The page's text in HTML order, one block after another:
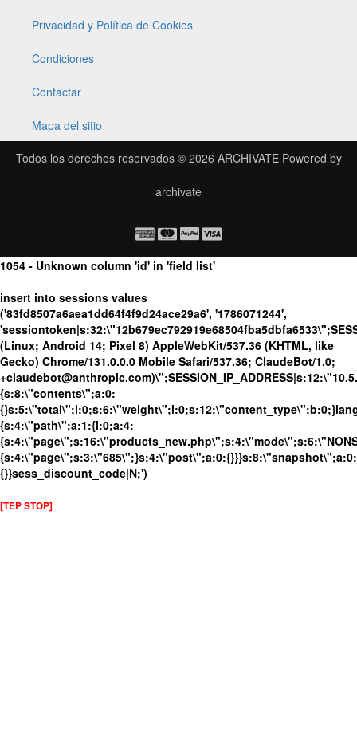
Privacidad y Política de Cookies
Condiciones
Contactar
Mapa del sitio
Todos los derechos reservados © 2026 ARCHIVATEPowered by
archivate
1054 - Unknown column 'id' in 'field list'
insert into sessions values
('83fd8507a6aea1dd64f4f9d24ace29a6', '1786071244',
(Linux; Android 14; Pixel 8) AppleWebKit/537.36 (KHTML, like
Gecko) Chrome/131.0.0.0 Mobile Safari/537.36; ClaudeBot/1.0;
{s:8:\"contents\";a:0:
{s:4:\"path\";a:1:{i:0;a:4:
{s:4:\"page\";s:3:\"685\";}s:4:\"post\";a:0:{}}}s:8:\"snapshot\";a:0:
{}}sess_discount_code|N;')
[TEP STOP]